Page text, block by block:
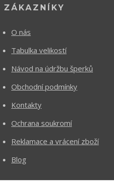
ZÁKAZNÍKY
O nás
Tabulka velikostí
Návod na údržbu šperků
Obchodní podmínky
Kontakty
Ochrana soukromí
Reklamace a vrácení zboží
Blog